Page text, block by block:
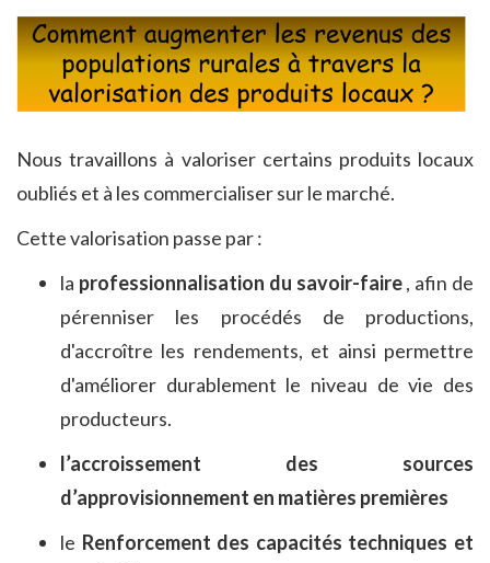
Nous travaillons à valoriser certains produits locaux
oubliés et à les commercialiser sur le marché.
Cette valorisation passe par :
la professionnalisation du savoir-faire, afin de
pérenniser les procédés de productions,
d'accroître les rendements, et ainsi permettre
d'améliorer durablement le niveau de vie des
producteurs.
l’accroissement des sources
d’approvisionnement en matières premières
le Renforcement des capacités techniques et